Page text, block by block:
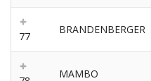
77
BRANDENBERGER
MAMBO